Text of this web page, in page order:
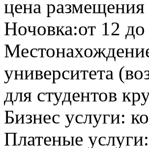
цена размещения
Ночовка:от 12
университета
для студентов
Бизнес услуги:
Платеные